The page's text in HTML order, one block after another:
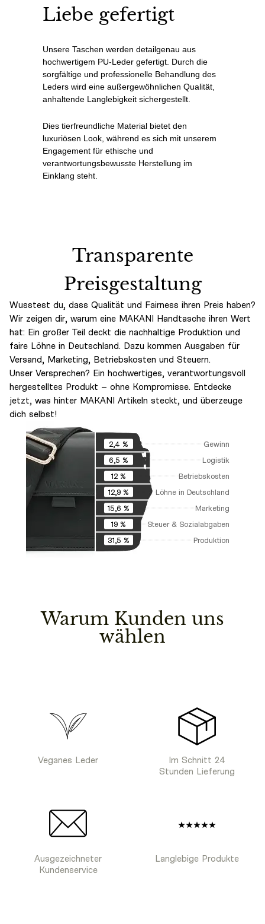
Liebe gefertigt
Unsere Taschen werden detailgenau aus
hochwertigem PU-Leder gefertigt. Durch die
sorgfältige und professionelle Behandlung des
Leders wird eine außergewöhnlichen Qualität,
anhaltende Langlebigkeit sichergestellt.
Dies tierfreundliche Material bietet den
luxuriösen Look, während es sich mit unserem
Engagement für ethische und
verantwortungsbewusste Herstellung im
Einklang steht.
Transparente
Preisgestaltung
Wusstest du, dass Qualität und Fairness ihren Preis haben?
Wir zeigen dir, warum eine MAKANI Handtasche ihren Wert
hat: Ein großer Teil deckt die nachhaltige Produktion und
faire Löhne in Deutschland. Dazu kommen Ausgaben für
Versand, Marketing, Betriebskosten und Steuern.
Unser Versprechen? Ein hochwertiges, verantwortungsvoll
hergestelltes Produkt – ohne Kompromisse. Entdecke
jetzt, was hinter MAKANI Artikeln steckt, und überzeuge
dich selbst!
2,4 %
Gewinn
6,5 %
Logistik
12 %
Betriebskosten
12,9 %
Löhne in Deutschland
15,6 %
Marketing
19 %
Steuer & Sozialabgaben
31,5 %
Produktion
Warum Kunden uns
wählen
Veganes Leder
Im Schnitt 24
Stunden Lieferung
Ausgezeichneter
Kundenservice
Langlebige Produkte